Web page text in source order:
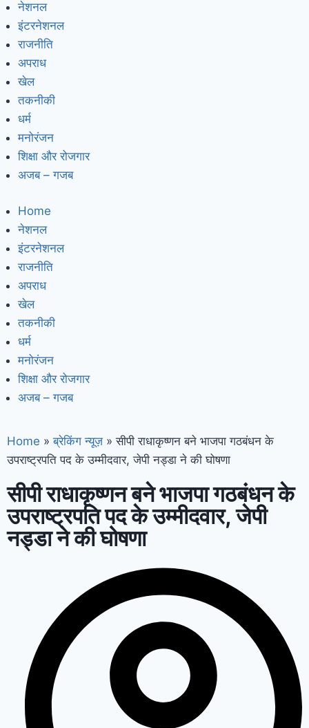
नेशनल
इंटरनेशनल
राजनीति
अपराध
खेल
तकनीकी
धर्म
मनोरंजन
शिक्षा और रोजगार
अजब – गजब
Home
नेशनल
इंटरनेशनल
राजनीति
अपराध
खेल
तकनीकी
धर्म
मनोरंजन
शिक्षा और रोजगार
अजब – गजब
Home » ब्रेकिंग न्यूज़ » सीपी राधाकृष्णन बने भाजपा गठबंधन के
उपराष्ट्रपति पद के उम्मीदवार, जेपी नड्डा ने की घोषणा
सीपी राधाकृष्णन बने भाजपा गठबंधन के
उपराष्ट्रपति पद के उम्मीदवार, जेपी
नड्डा ने की घोषणा